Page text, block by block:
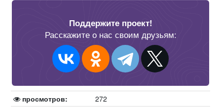
Поддержите проект!
Расскажите о нас своим друзьям:
просмотров:
272